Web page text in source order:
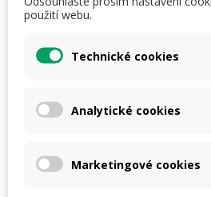
Počet
použití webu.
Technické cookies
Analytické cookies
Marketingové cookies